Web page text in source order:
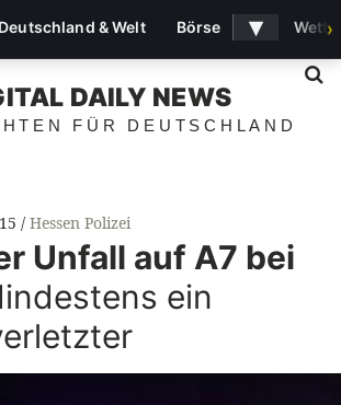
DAILY NEWS
FÜR DEUTSCHLAND
Hessen Polizei
Unfall auf A7 bei
ein
Deutschland & Welt Börse ▾ ›